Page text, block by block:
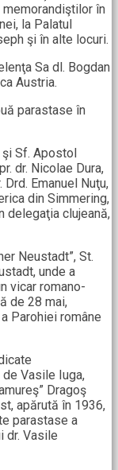
în
la Palatul
şi în alte locuri.
Sa dl. Bogdan
Austria.
parastase în
Sf. Apostol
dr. Nicolae Dura,
Emanuel Nuţu,
din Simmering,
delegaţia clujeană,
Neustadt”, St.
unde a
vicar romano-
de 28 mai,
Parohiei române
Vasile Iuga,
Dragoş
apărută în 1936,
parastase a
dr. Vasile